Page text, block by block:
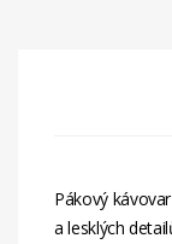
Pákový
a lesklých